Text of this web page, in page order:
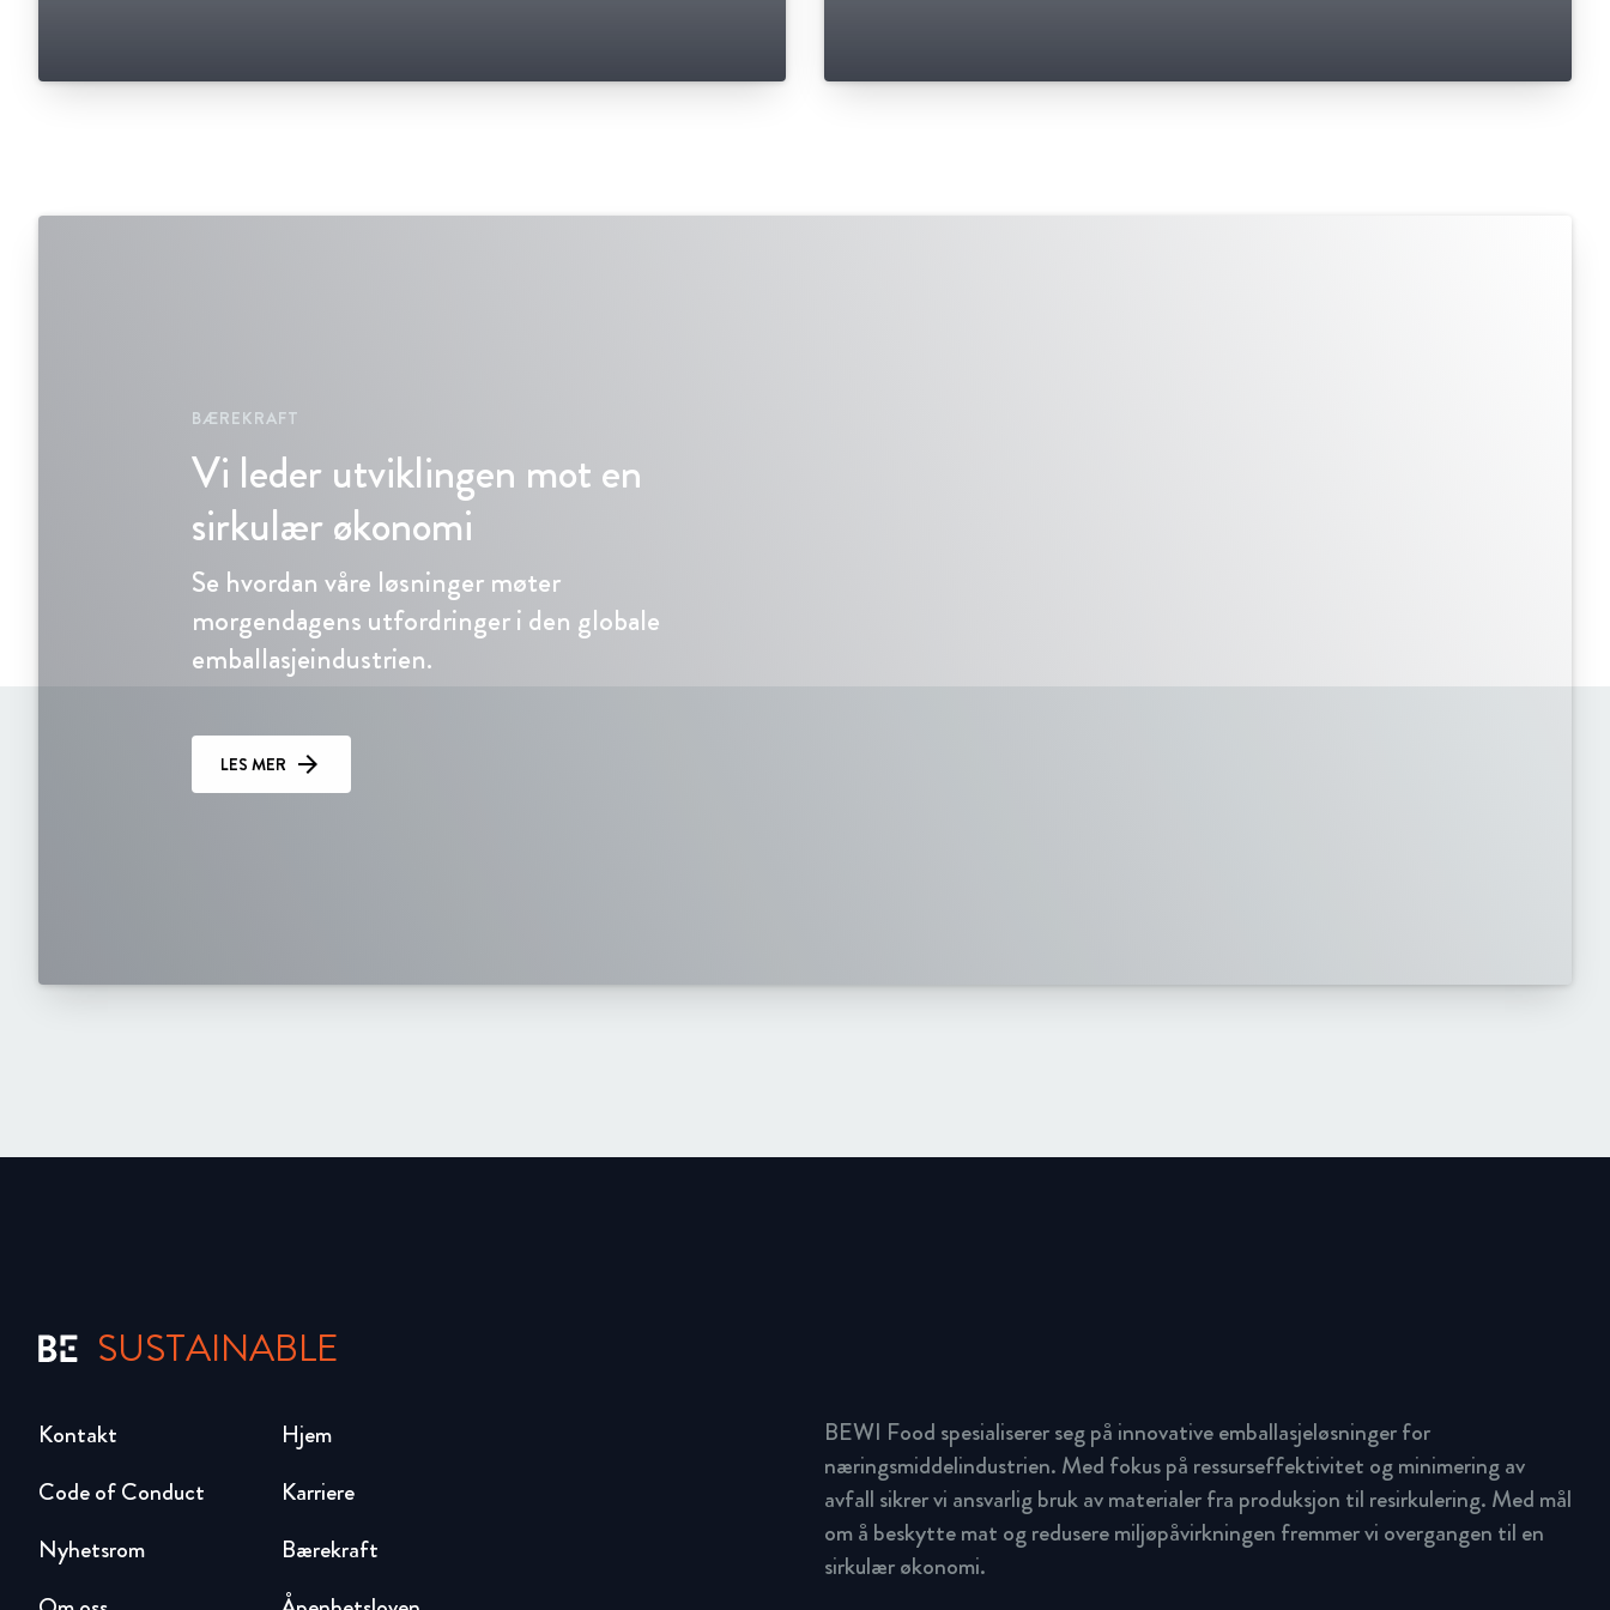
BÆREKRAFT
Vi leder utviklingen mot en
sirkulær økonomi
Se hvordan våre løsninger møter
morgendagens utfordringer i den globale
emballasjeindustrien.
LES MER
SUSTAINABLE
Hjem
Karriere
Bærekraft
Code of Conduct
Nyhetsrom
Kontakt
BEWI Food spesialiserer seg på innovative emballasjeløsninger for
næringsmiddelindustrien. Med fokus på ressurseffektivitet og minimering av
avfall sikrer vi ansvarlig bruk av materialer fra produksjon til resirkulering. Med mål
om å beskytte mat og redusere miljøpåvirkningen fremmer vi overgangen til en
sirkulær økonomi.